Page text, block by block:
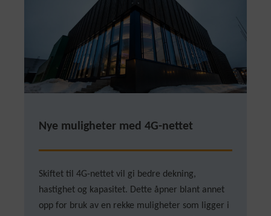
Nye muligheter med 4G-nettet
Skiftet til 4G-nettet vil gi bedre dekning,
hastighet og kapasitet. Dette åpner blant annet
opp for bruk av en rekke muligheter som ligger i